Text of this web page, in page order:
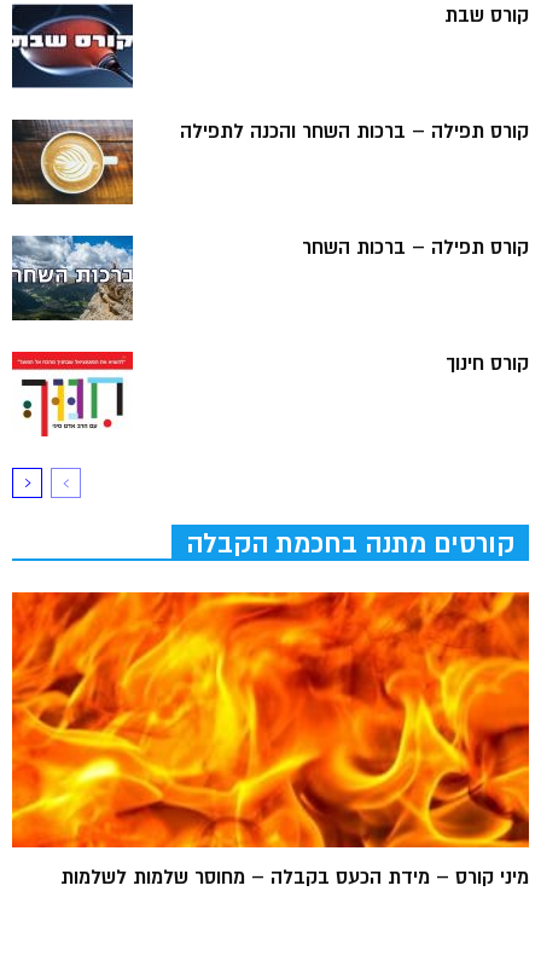
קורס שבת
קורס תפילה – ברכות השחר והכנה לתפילה
קורס תפילה – ברכות השחר
קורס חינוך
קורסים מתנה בחכמת הקבלה
מיני קורס – מידת הכעס בקבלה – מחוסר שלמות לשלמות